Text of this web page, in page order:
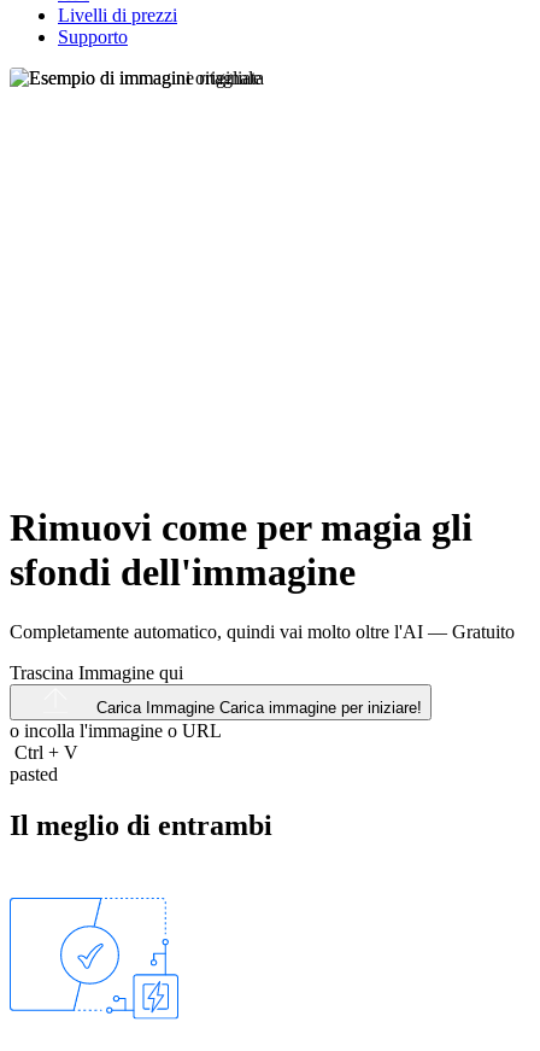
Livelli di prezzi
Supporto
Rimuovi come per magia gli
sfondi dell'immagine
Completamente automatico, quindi vai molto oltre l'AI — Gratuito
Trascina Immagine qui
Carica Immagine Carica immagine per iniziare!
o incolla l'immagine o URL
Ctrl + V
pasted
Il meglio di entrambi